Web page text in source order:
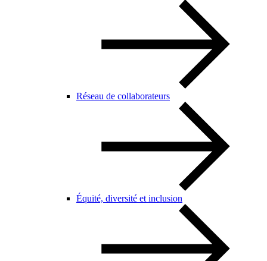
Réseau de collaborateurs
Équité, diversité et inclusion